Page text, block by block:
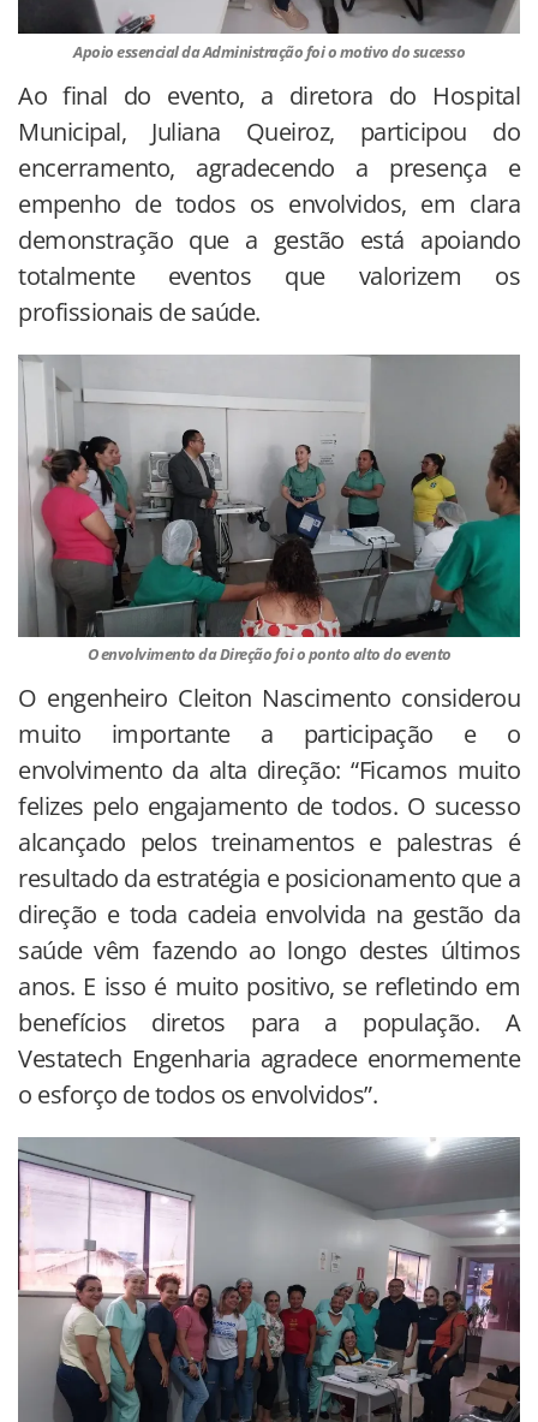
Apoio essencial da Administração foi o motivo do sucesso
Ao final do evento, a diretora do Hospital
Municipal, Juliana Queiroz, participou do
encerramento, agradecendo a presença e
empenho de todos os envolvidos, em clara
demonstração que a gestão está apoiando
totalmente eventos que valorizem os
profissionais de saúde.
O envolvimento da Direção foi o ponto alto do evento
O engenheiro Cleiton Nascimento considerou
muito importante a participação e o
envolvimento da alta direção: “Ficamos muito
felizes pelo engajamento de todos. O sucesso
alcançado pelos treinamentos e palestras é
resultado da estratégia e posicionamento que a
direção e toda cadeia envolvida na gestão da
saúde vêm fazendo ao longo destes últimos
anos. E isso é muito positivo, se refletindo em
benefícios diretos para a população. A
Vestatech Engenharia agradece enormemente
o esforço de todos os envolvidos”.